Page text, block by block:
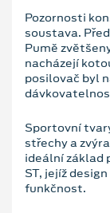
Pozornosti
soustava.
Pumě
nacházejí
posilovač byl
Sportovní
střechy a
ideální základ
ST, jejíž
funkčnost.